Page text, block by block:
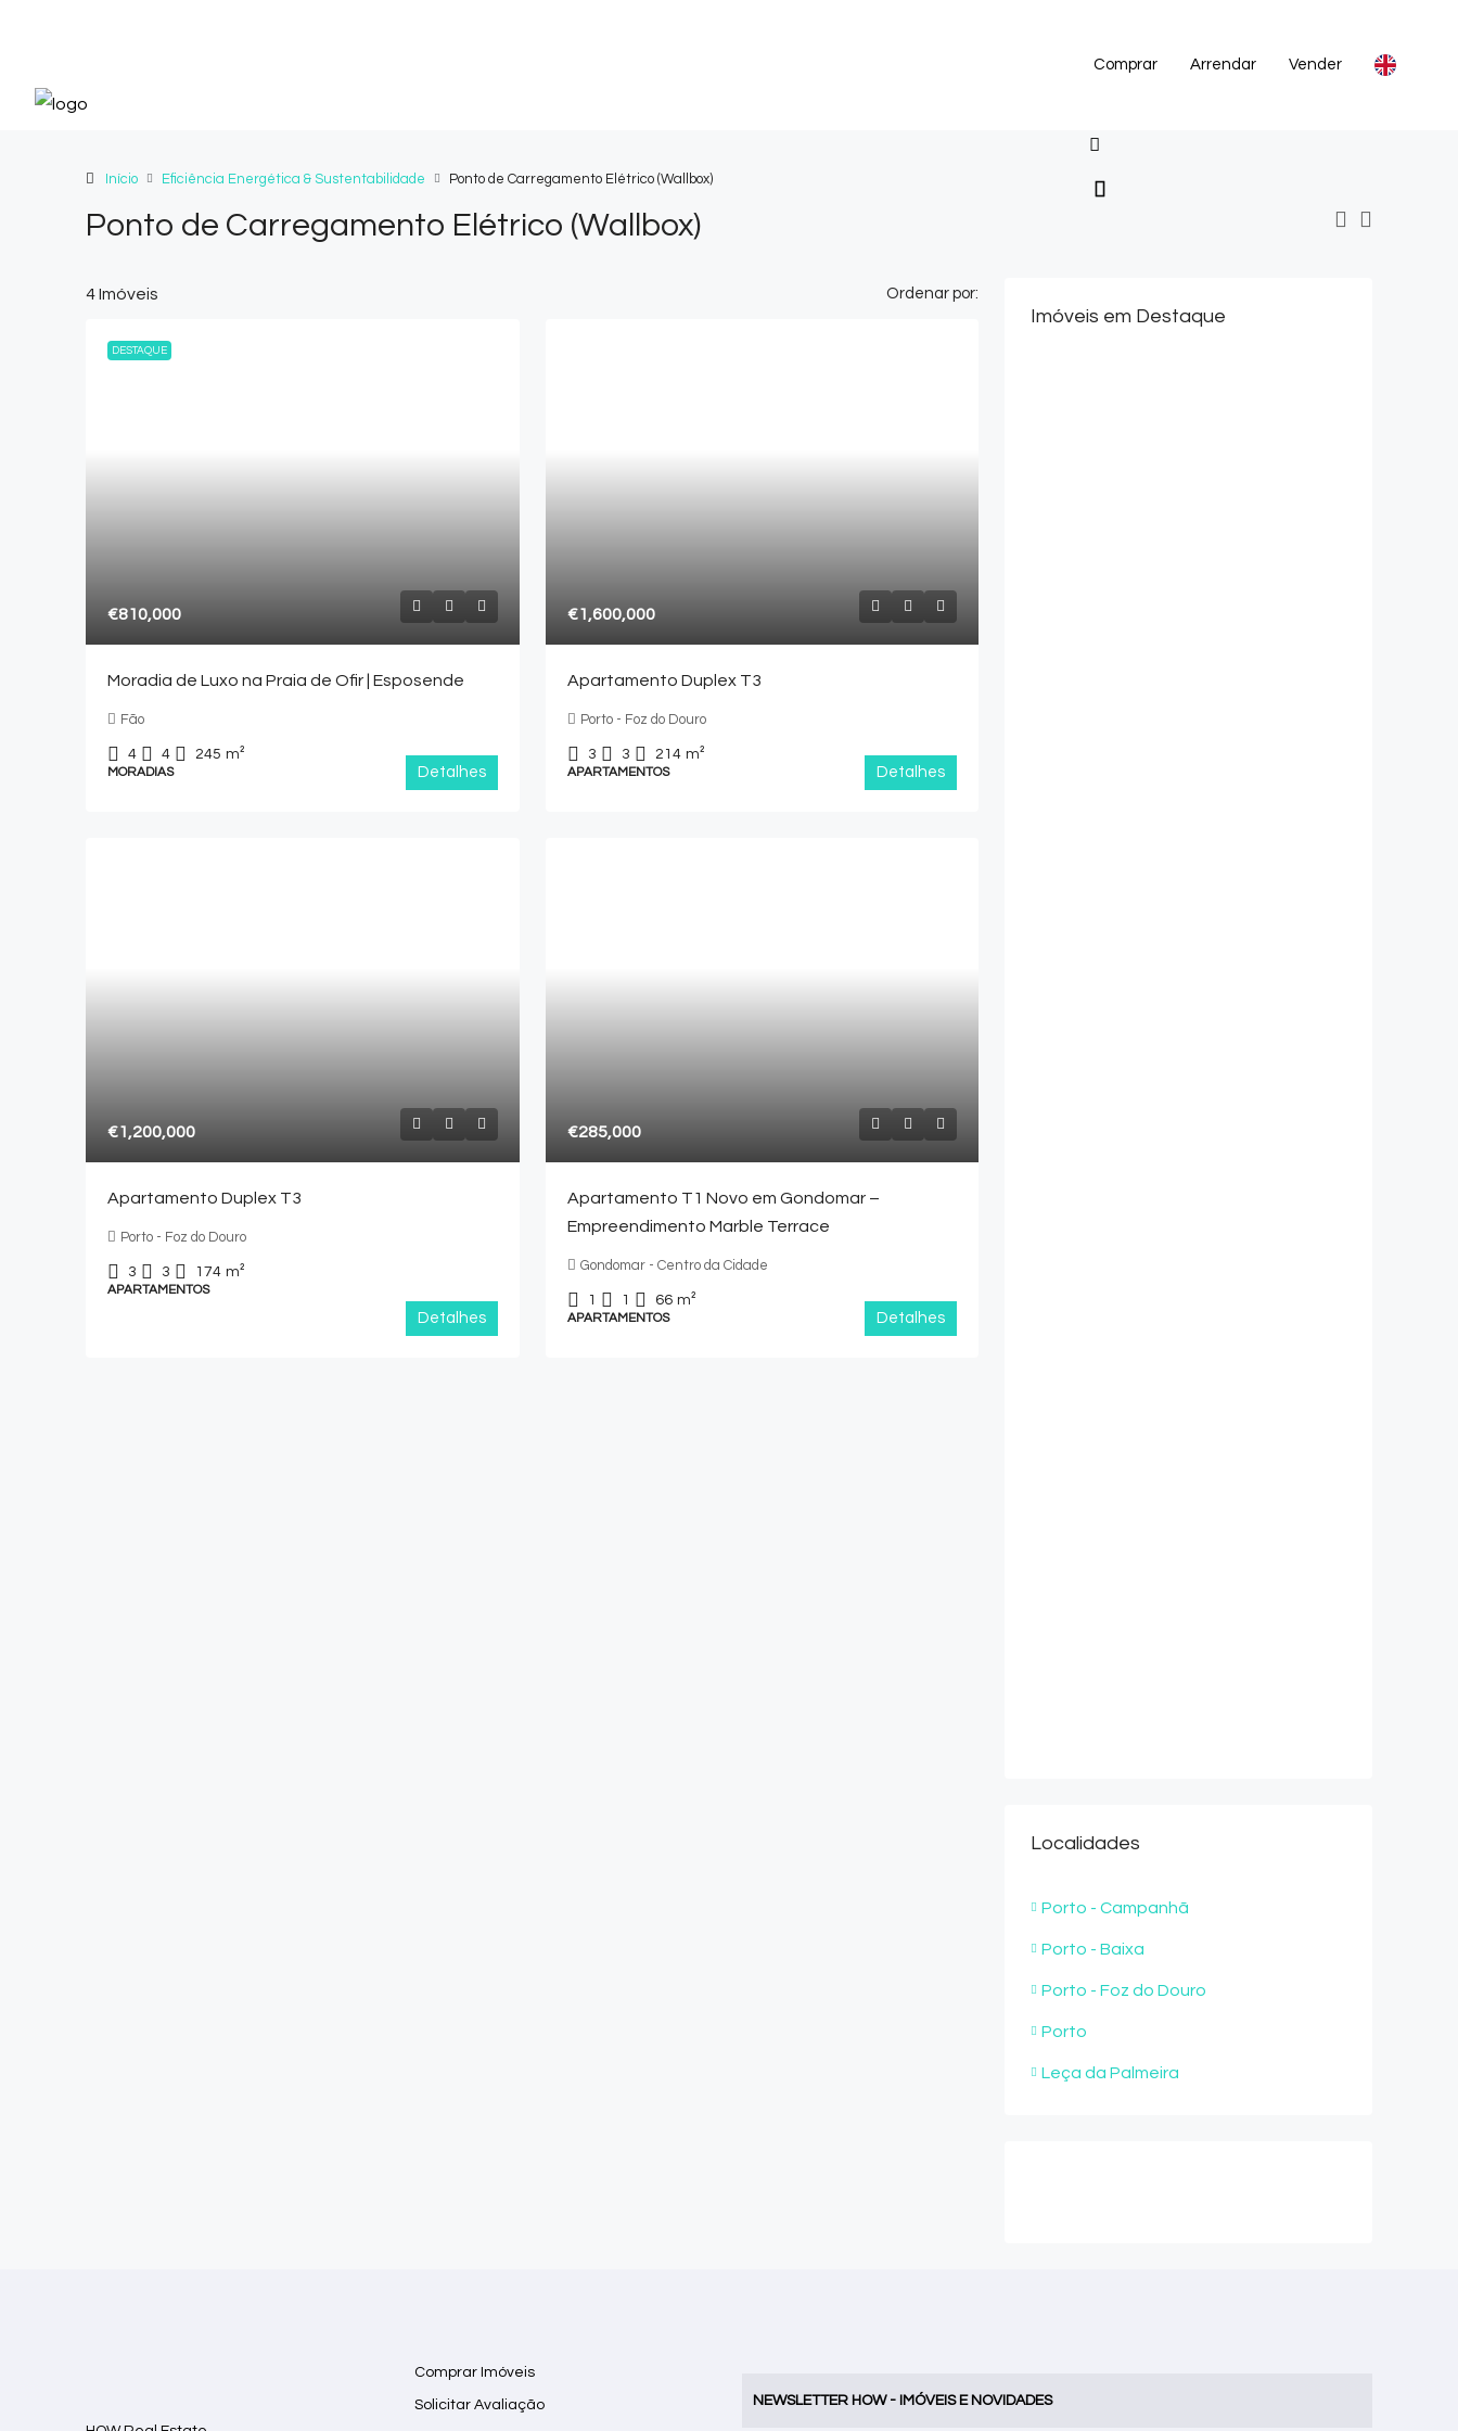
Comprar Arrendar Vender
Início Eficiência Energética & Sustentabilidade Ponto de Carregamento Elétrico (Wallbox)
Ponto de Carregamento Elétrico (Wallbox)
4 Imóveis Ordenar por:
DESTAQUE
€810,000
Moradia de Luxo na Praia de Ofir | Esposende
Fão
4 4 245 m²
MORADIAS Detalhes
€1,600,000
Apartamento Duplex T3
Porto - Foz do Douro
3 3 214 m²
APARTAMENTOS Detalhes
€1,200,000
Apartamento Duplex T3
Porto - Foz do Douro
3 3 174 m²
APARTAMENTOS
Detalhes
€285,000
Apartamento T1 Novo em Gondomar –
Empreendimento Marble Terrace
Gondomar - Centro da Cidade
1 1 66 m²
APARTAMENTOS Detalhes
Imóveis em Destaque
Localidades
Porto - Campanhã
Porto - Baixa
Porto - Foz do Douro
Porto
Leça da Palmeira
Comprar Imóveis
Solicitar Avaliação NEWSLETTER HOW - IMÓVEIS E NOVIDADES